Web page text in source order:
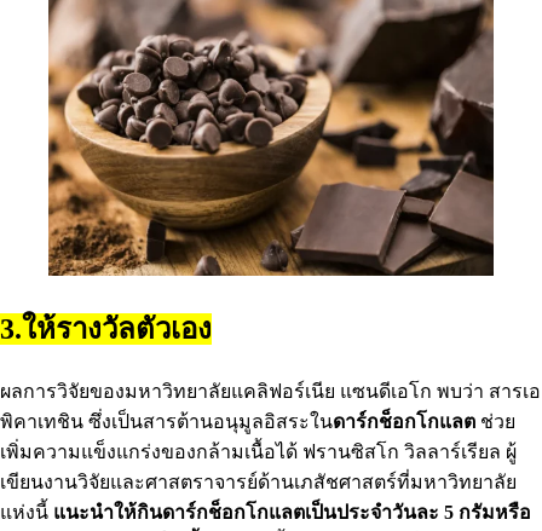
3.ให้รางวัลตัวเอง
ผลการวิจัยของมหาวิทยาลัยแคลิฟอร์เนีย แซนดีเอโก พบว่า สารเอ
พิคาเทชิน ซึ่งเป็นสารต้านอนุมูลอิสระในดาร์กช็อกโกแลต ช่วย
เพิ่มความแข็งแกร่งของกล้ามเนื้อได้ ฟรานซิสโก วิลลาร์เรียล ผู้
เขียนงานวิจัยและศาสตราจารย์ด้านเภสัชศาสตร์ที่มหาวิทยาลัย
แห่งนี้ แนะนําให้กินดาร์กช็อกโกแลตเป็นประจําวันละ 5 กรัมหรือ